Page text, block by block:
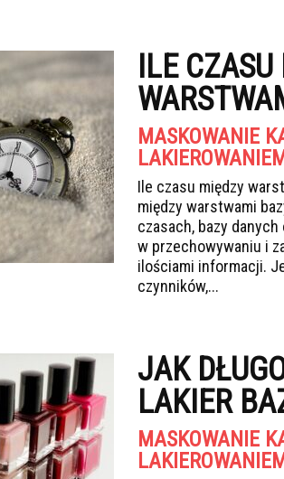
ILE
MASKOWANIE
LAKIEROWANIEM
Ile czasu między
między warstwami
czasach, bazy
w przechowywaniu i
ilościami informacji.
czynników,...
JAK
LAKIER
MASKOWANIE
LAKIEROWANIEM